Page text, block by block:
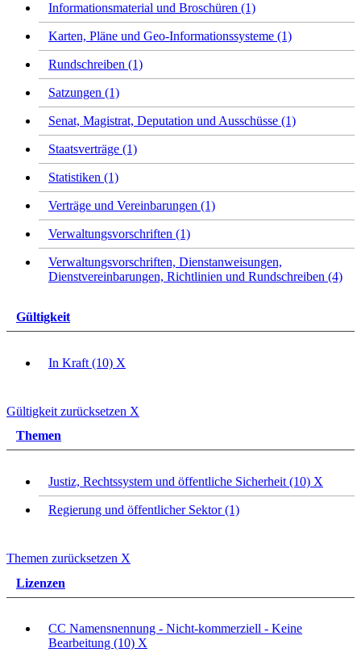
Informationsmaterial und Broschüren (1)
Karten, Pläne und Geo-Informationssysteme (1)
Rundschreiben (1)
Satzungen (1)
Senat, Magistrat, Deputation und Ausschüsse (1)
Staatsverträge (1)
Statistiken (1)
Verträge und Vereinbarungen (1)
Verwaltungsvorschriften (1)
Verwaltungsvorschriften, Dienstanweisungen,
Dienstvereinbarungen, Richtlinien und Rundschreiben (4)
Gültigkeit
In Kraft (10) X
Gültigkeit zurücksetzen X
Themen
Justiz, Rechtssystem und öffentliche Sicherheit (10) X
Regierung und öffentlicher Sektor (1)
Themen zurücksetzen X
Lizenzen
CC Namensnennung - Nicht-kommerziell - Keine
Bearbeitung (10) X